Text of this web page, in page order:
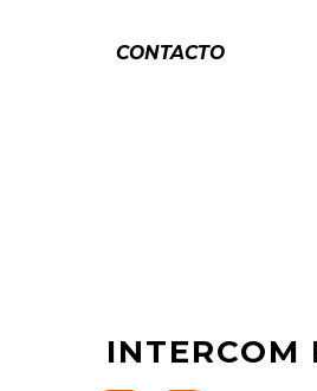
CONTACTO
INTERCOM